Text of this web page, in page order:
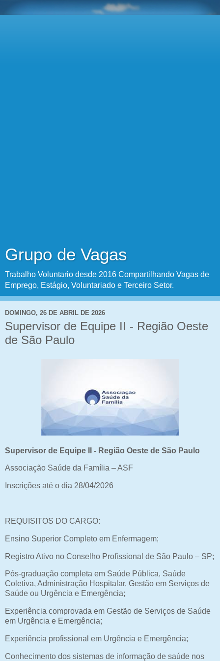
Grupo de Vagas
Trabalho Voluntario desde 2016 Compartilhando Vagas de
Emprego, Estágio, Voluntariado e Terceiro Setor.
DOMINGO, 26 DE ABRIL DE 2026
Supervisor de Equipe II - Região Oeste
de São Paulo
Supervisor de Equipe II - Região Oeste de São Paulo
Associação Saúde da Família – ASF
Inscrições até o dia 28/04/2026
REQUISITOS DO CARGO:
Ensino Superior Completo em Enfermagem;
Registro Ativo no Conselho Profissional de São Paulo – SP;
Pós-graduação completa em Saúde Pública, Saúde
Coletiva, Administração Hospitalar, Gestão em Serviços de
Saúde ou Urgência e Emergência;
Experiência comprovada em Gestão de Serviços de Saúde
em Urgência e Emergência;
Experiência profissional em Urgência e Emergência;
Conhecimento dos sistemas de informação de saúde nos